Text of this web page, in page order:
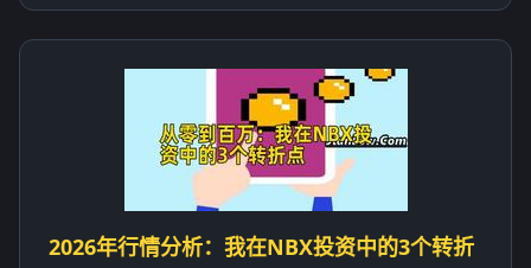
2026年行情分析：我在NBX投资中的3个转折